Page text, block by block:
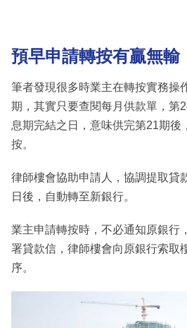
預早申請轉按有贏無輸
筆者發現很多時業主在轉按實務操
期，其實只要查閱每月供款單，第
息期完結之日，意味供完第21期後
按。
律師樓會協助申請人，協調提取貸
日後，自動轉至新銀行。
業主申請轉按時，不必通知原銀行
署貸款信，律師樓會向原銀行索取
序。